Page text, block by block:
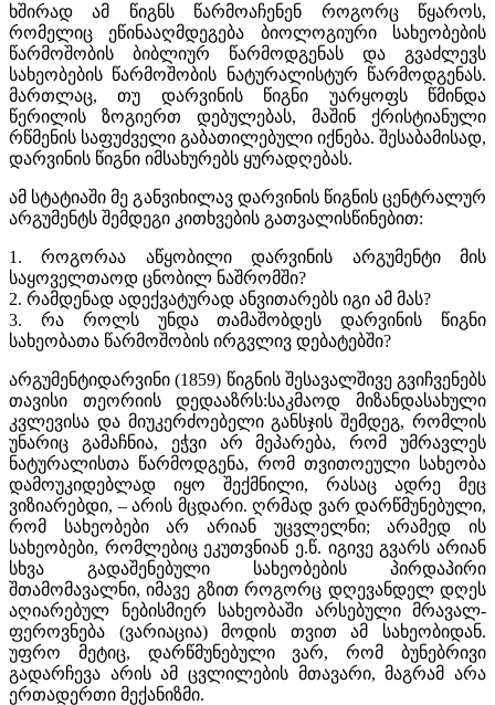
ხშირად ამ წიგნს წარმოაჩენენ როგორც წყაროს,
რომელიც ეწინააღმდეგება ბიოლოგიური სახეობების
წარმოშობის ბიბლიურ წარმოდგენას და გვაძლევს
სახეობების წარმოშობის ნატურალისტურ წარმოდგენას.
მართლაც, თუ დარვინის წიგნი უარყოფს წმინდა
წერილის ზოგიერთ დებულებას, მაშინ ქრისტიანული
რწმენის საფუძველი გაბათილებული იქნება. შესაბამისად,
დარვინის წიგნი იმსახურებს ყურადღებას.
ამ სტატიაში მე განვიხილავ დარვინის წიგნის ცენტრალურ
არგუმენტს შემდეგი კითხვების გათვალისწინებით:
1. როგორაა აწყობილი დარვინის არგუმენტი მის
საყოველთაოდ ცნობილ ნაშრომში?
2. რამდენად ადექვატურად ანვითარებს იგი ამ მას?
3. რა როლს უნდა თამაშობდეს დარვინის წიგნი
სახეობათა წარმოშობის ირგვლივ დებატებში?
არგუმენტიდარვინი (1859) წიგნის შესავალშივე გვიჩვენებს
თავისი თეორიის დედააზრს:საკმაოდ მიზანდასახული
კვლევისა და მიუკერძოებელი განსჯის შემდეგ, რომლის
უნარიც გამაჩნია, ეჭვი არ მეპარება, რომ უმრავლეს
ნატურალისთა წარმოდგენა, რომ თვითოეული სახეობა
დამოუკიდებლად იყო შექმნილი, რასაც ადრე მეც
ვიზიარებდი, – არის მცდარი. ღრმად ვარ დარწმუნებული,
რომ სახეობები არ არიან უცვლელნი; არამედ ის
სახეობები, რომლებიც ეკუთვნიან ე.წ. იგივე გვარს არიან
სხვა გადაშენებული სახეობების პირდაპირი
შთამომავალნი, იმავე გზით როგორც დღევანდელ დღეს
აღიარებულ ნებისმიერ სახეობაში არსებული მრავალ-
ფეროვნება (ვარიაცია) მოდის თვით ამ სახეობიდან.
უფრო მეტიც, დარწმუნებული ვარ, რომ ბუნებრივი
გადარჩევა არის ამ ცვლილების მთავარი, მაგრამ არა
ერთადერთი მექანიზმი.